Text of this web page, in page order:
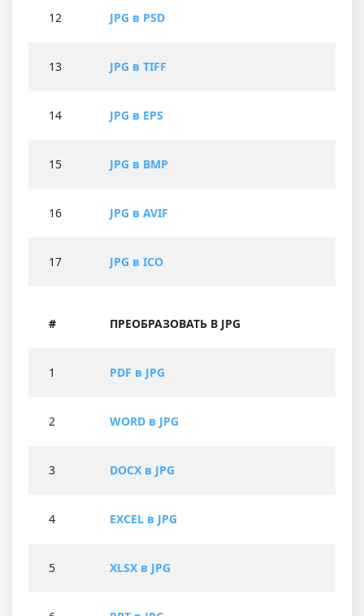
12 JPG в PSD
13 JPG в TIFF
14 JPG в EPS
15 JPG в BMP
16 JPG в AVIF
17 JPG в ICO
# ПРЕОБРАЗОВАТЬ В JPG
1 PDF в JPG
2 WORD в JPG
3 DOCX в JPG
4 EXCEL в JPG
5 XLSX в JPG